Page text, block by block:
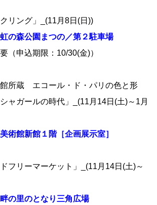
リング」_(11月8日(日))
の森公園まつの／第２駐車場
（申込期限：10/30(金)）
所蔵 エコール・ド・パリの色と形
ャガールの時代」_(11月14日(土)～1月
術館新館１階［企画展示室］
フリーマーケット」_(11月14日(土)～
の里のとなり三角広場